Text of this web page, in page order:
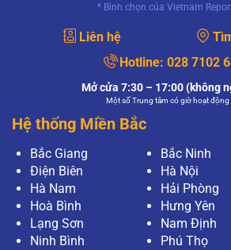
XEM THÊM
Mục đích của xét nghiệm
HPV có giống nhau
HPV có giống nhau không?
XEM THÊM
Thưa bác sĩ, tôi vừa tiến
Pap để tầm soát ung thư
viện, tuy nhiên khi có kết
điều bất thường? Tôi…
XEM THÊM
* Bình chọn của Vietnam
Liên hệ
Hotline: 028 7102
Mở cửa 7:30 – 17:00 (không
Một số Trung tâm có giờ hoạt động
Hệ thống Miền Bắc
Bắc Giang
Bắc Ninh
Điện Biên
Hà Nội
Hà Nam
Hải Phòng
Hoà Bình
Hưng Yên
Lạng Sơn
Nam Định
Ninh Bình
Phú Thọ